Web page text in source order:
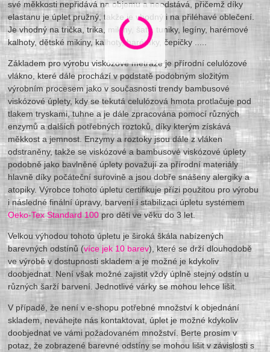
své měkkosti nepřidává na objemu a neodstává, přičemž díky
elastanu je úplet pružný, takže je vhodný i na přiléhavé oblečení.
Je vhodný na trička, trika, mikiny, šaty, tuniky, legíny, harémové
kalhoty, dětské mikiny, kalhoty, harémky, čepičky .....
Základem pro výrobu viskózové metráže je přírodní celulózové
vlákno, které dále prochází v podstatě podobným složitým
výrobním procesem jako v současnosti trendy bambusové
viskózové úplety, kdy se tekutá celulózová hmota protlačuje pod
tlakem tryskami, tuhne a je dále zpracována pomocí různých
enzymů a dalších potřebných roztoků, díky kterým získává
měkkost a jemnost. Enzymy a roztoky jsou dále z vláken
odstraněny, takže se viskózové a bambusové viskózové úplety
podobně jako bavlněné úplety považují za přírodní materiály
hlavně díky počáteční surovině a jsou dobře snášeny alergiky a
atopiky. Výrobce tohoto úpletu certifikuje přízi použitou pro výrobu
i následné finální úpravy, barvení i stabilizaci úpletu systémem
Oeko-Tex Standard 100 pro děti ve věku do 3 let.
Velkou výhodou tohoto úpletu je široká škála nabízených
barevných odstínů (více jek 10 barev), které se drží dlouhodobě
ve výrobě v dostupnosti skladem a je možné je kdykoliv
doobjednat. Není však možné zajistit vždy úplně stejný odstín u
různých šarží barvení. Jednotlivé várky se mohou lehce lišit.
V případě, že není v e-shopu potřebné množství k objednání
skladem, neváhejte nás kontaktovat, úplet je možné kdykoliv
doobjednat ve vámi požadovaném množství. Berte prosím v
potaz, že zobrazené barevné odstíny se mohou lišit v závislosti s